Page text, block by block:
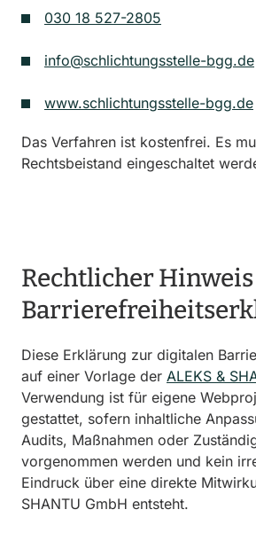
030 18 527-2805
info@schlichtungsstelle-bgg.de
www.schlichtungsstelle-bgg.de
Das Verfahren ist kostenfrei. Es
Rechtsbeistand eingeschaltet
Rechtlicher
Diese Erklärung zur digitalen
auf einer Vorlage der ALEKS &
Verwendung ist für eigene
gestattet, sofern inhaltliche
Audits, Maßnahmen oder
vorgenommen werden und kein
Eindruck über eine direkte
SHANTU GmbH entsteht.